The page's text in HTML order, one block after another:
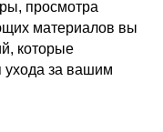
просмотра
материалов вы
которые
ухода за вашим